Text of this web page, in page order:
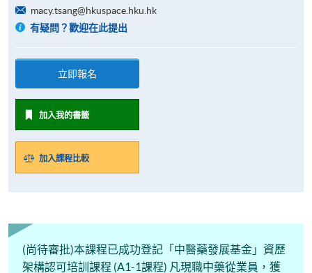
macy.tsang@hkuspace.hku.hk
有疑問？歡迎在此提出
立即報名
加入我的書籤
加入課程比較
(尚待審批)本課程已成功登記「中醫藥發展基金」資歷
架構認可培訓課程 (A1-1課程) 凡現職中藥從業員，獲